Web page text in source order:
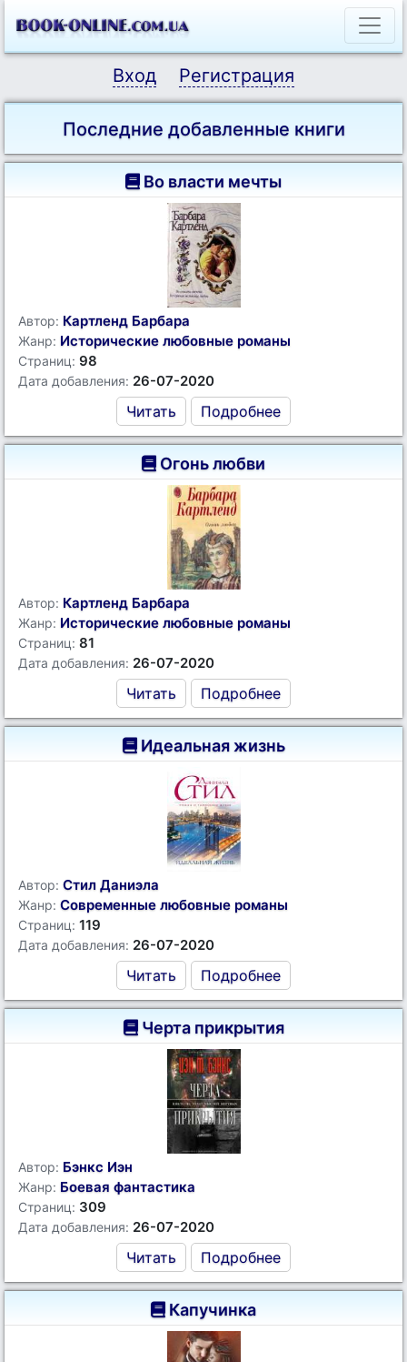
Вход Регистрация
Последние добавленные книги
Во власти мечты
Автор: Картленд Барбара
Жанр: Исторические любовные романы
Страниц: 98
Дата добавления: 26-07-2020
Читать Подробнее
Огонь любви
Автор: Картленд Барбара
Жанр: Исторические любовные романы
Страниц: 81
Дата добавления: 26-07-2020
Читать Подробнее
Идеальная жизнь
Автор: Стил Даниэла
Жанр: Современные любовные романы
Страниц: 119
Дата добавления: 26-07-2020
Читать Подробнее
Черта прикрытия
Автор: Бэнкс Иэн
Жанр: Боевая фантастика
Страниц: 309
Дата добавления: 26-07-2020
Читать Подробнее
Капучинка